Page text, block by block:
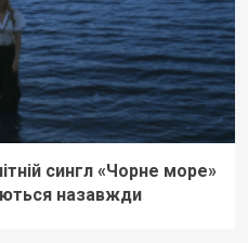
сингл «Чорне море»
назавжди